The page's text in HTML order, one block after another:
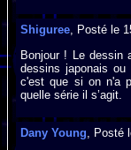
Shiguree, Posté le
Bonjour ! Le dessin
dessins japonais ou
c'est que si on n'a
quelle série il s’agit.
Dany Young, Posté